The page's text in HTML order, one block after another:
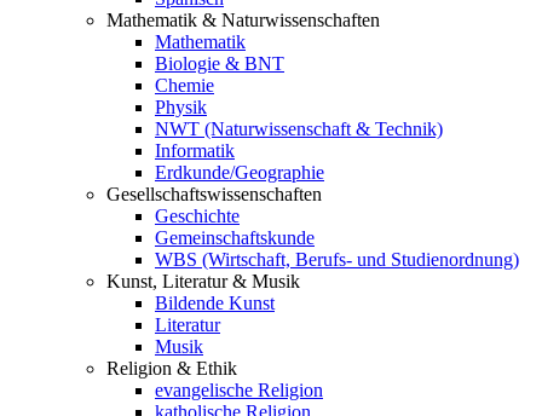
Mathematik & Naturwissenschaften
Mathematik
Biologie & BNT
Chemie
Physik
NWT (Naturwissenschaft & Technik)
Informatik
Erdkunde/Geographie
Gesellschaftswissenschaften
Geschichte
Gemeinschaftskunde
WBS (Wirtschaft, Berufs- und Studienordnung)
Kunst, Literatur & Musik
Bildende Kunst
Literatur
Musik
Religion & Ethik
evangelische Religion